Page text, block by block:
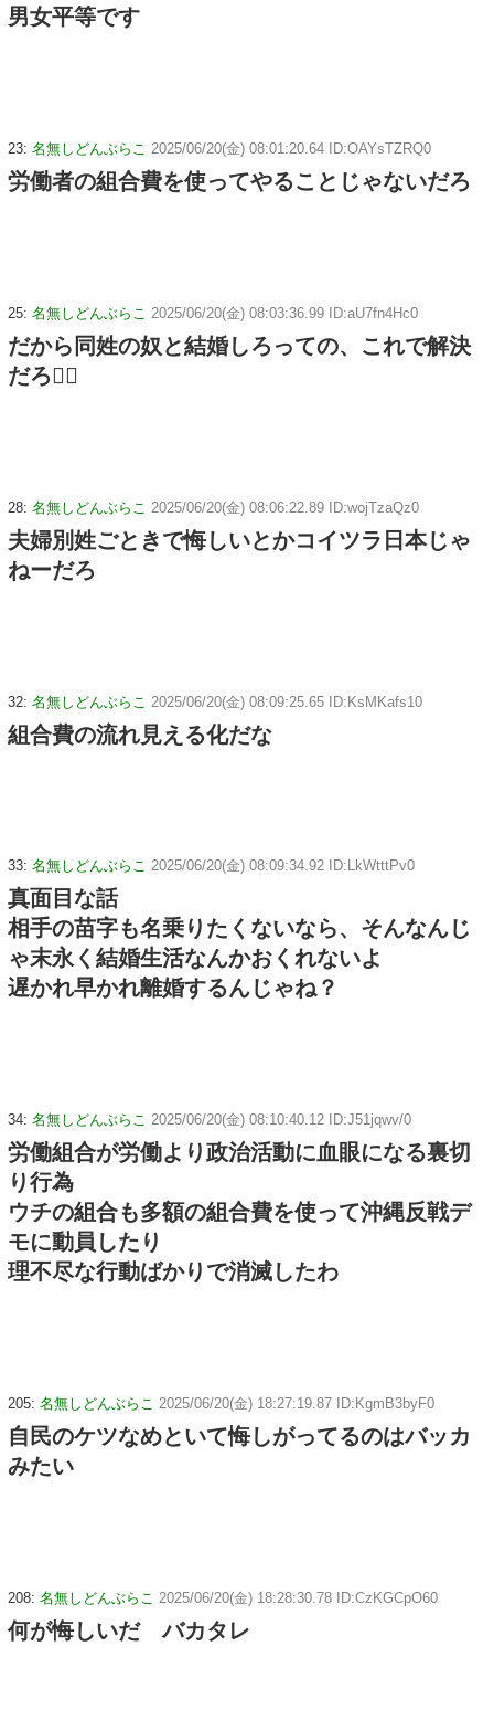
男女平等です
23: 名無しどんぶらこ 2025/06/20(金) 08:01:20.64 ID:OAYsTZRQ0
労働者の組合費を使ってやることじゃないだろ
25: 名無しどんぶらこ 2025/06/20(金) 08:03:36.99 ID:aU7fn4Hc0
だから同姓の奴と結婚しろっての、これで解決
だろ😮‍💨
28: 名無しどんぶらこ 2025/06/20(金) 08:06:22.89 ID:wojTzaQz0
夫婦別姓ごときで悔しいとかコイツラ日本じゃ
ねーだろ
32: 名無しどんぶらこ 2025/06/20(金) 08:09:25.65 ID:KsMKafs10
組合費の流れ見える化だな
33: 名無しどんぶらこ 2025/06/20(金) 08:09:34.92 ID:LkWtttPv0
真面目な話
相手の苗字も名乗りたくないなら、そんなんじ
ゃ末永く結婚生活なんかおくれないよ
遅かれ早かれ離婚するんじゃね？
34: 名無しどんぶらこ 2025/06/20(金) 08:10:40.12 ID:J51jqwv/0
労働組合が労働より政治活動に血眼になる裏切
り行為
ウチの組合も多額の組合費を使って沖縄反戦デ
モに動員したり
理不尽な行動ばかりで消滅したわ
205: 名無しどんぶらこ 2025/06/20(金) 18:27:19.87 ID:KgmB3byF0
自民のケツなめといて悔しがってるのはバッカ
みたい
208: 名無しどんぶらこ 2025/06/20(金) 18:28:30.78 ID:CzKGCpO60
何が悔しいだ バカタレ